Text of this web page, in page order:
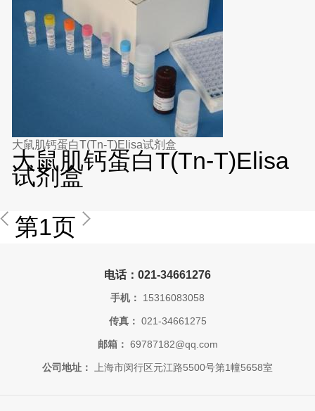
大鼠肌钙蛋白T(Tn-T)Elisa试剂盒
大鼠肌钙蛋白T(Tn-T)Elisa
试剂盒
第1页
电话：021-34661276
手机： 15316083058
传真： 021-34661275
邮箱： 69787182@qq.com
公司地址： 上海市闵行区元江路5500号第1幢5658室